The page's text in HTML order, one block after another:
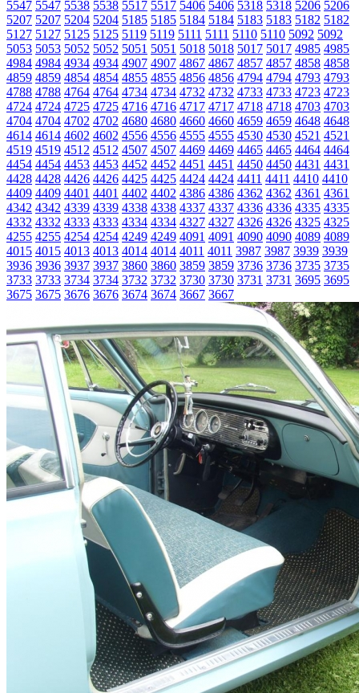
5547 5547 5538 5538 5517 5517 5406 5406 5318 5318 5206 5206
5207 5207 5204 5204 5185 5185 5184 5184 5183 5183 5182 5182
5127 5127 5125 5125 5119 5119 5111 5111 5110 5110 5092 5092
5053 5053 5052 5052 5051 5051 5018 5018 5017 5017 4985 4985
4984 4984 4934 4934 4907 4907 4867 4867 4857 4857 4858 4858
4859 4859 4854 4854 4855 4855 4856 4856 4794 4794 4793 4793
4788 4788 4764 4764 4734 4734 4732 4732 4733 4733 4723 4723
4724 4724 4725 4725 4716 4716 4717 4717 4718 4718 4703 4703
4704 4704 4702 4702 4680 4680 4660 4660 4659 4659 4648 4648
4614 4614 4602 4602 4556 4556 4555 4555 4530 4530 4521 4521
4519 4519 4512 4512 4507 4507 4469 4469 4465 4465 4464 4464
4454 4454 4453 4453 4452 4452 4451 4451 4450 4450 4431 4431
4428 4428 4426 4426 4425 4425 4424 4424 4411 4411 4410 4410
4409 4409 4401 4401 4402 4402 4386 4386 4362 4362 4361 4361
4342 4342 4339 4339 4338 4338 4337 4337 4336 4336 4335 4335
4332 4332 4333 4333 4334 4334 4327 4327 4326 4326 4325 4325
4255 4255 4254 4254 4249 4249 4091 4091 4090 4090 4089 4089
4015 4015 4013 4013 4014 4014 4011 4011 3987 3987 3939 3939
3936 3936 3937 3937 3860 3860 3859 3859 3736 3736 3735 3735
3733 3733 3734 3734 3732 3732 3730 3730 3731 3731 3695 3695
3675 3675 3676 3676 3674 3674 3667 3667